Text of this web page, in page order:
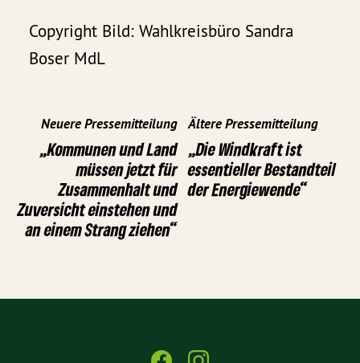
Copyright Bild: Wahlkreisbüro Sandra
Boser MdL
Neuere Pressemitteilung
„Kommunen und Land
müssen jetzt für
Zusammenhalt und
Zuversicht einstehen und
an einem Strang ziehen“
Ältere Pressemitteilung
„Die Windkraft ist
essentieller Bestandteil
der Energiewende“